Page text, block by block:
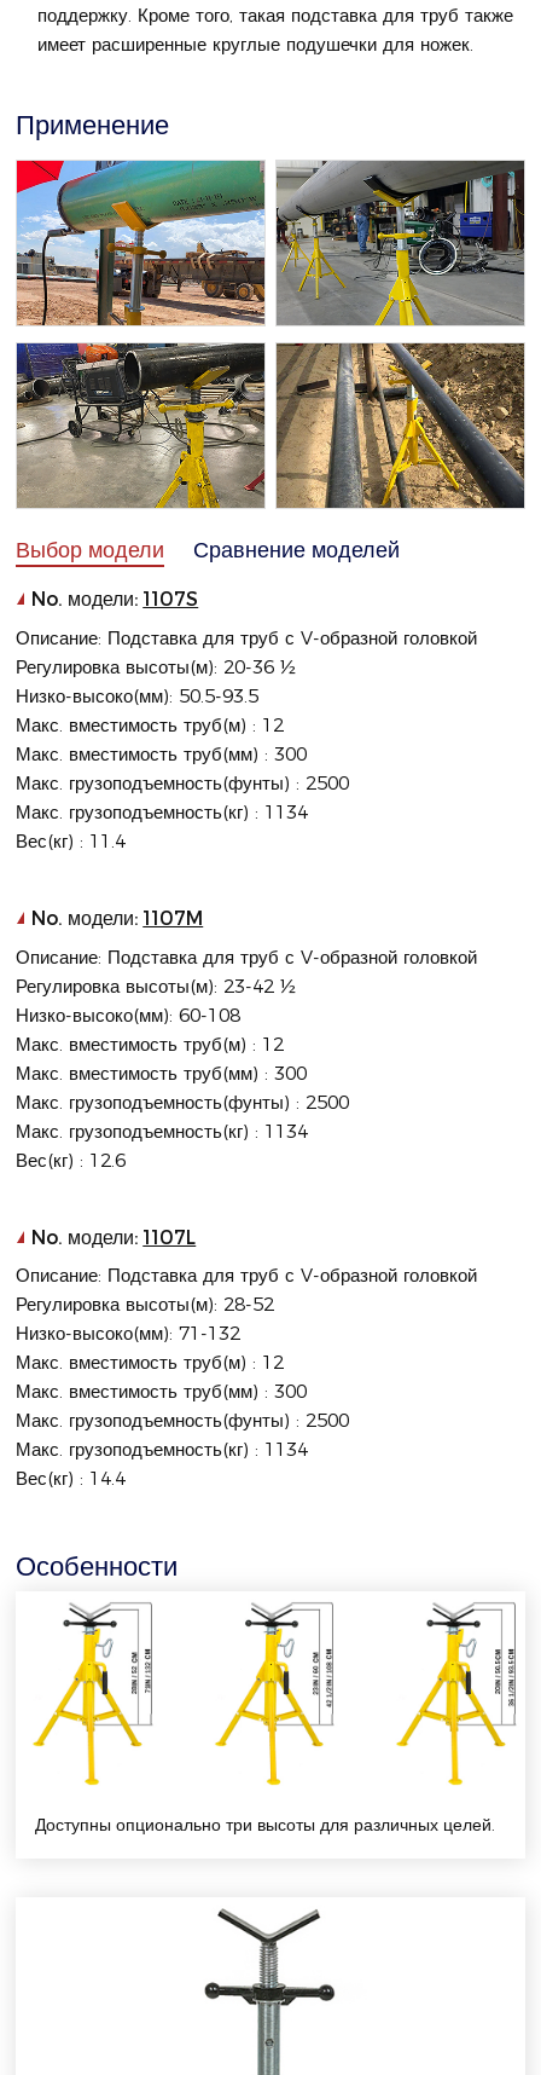
поддержку. Кроме того, такая подставка для труб также
имеет расширенные круглые подушечки для ножек.
Применение
Выбор модели Сравнение моделей
No. модели: 1107S
Описание: Подставка для труб с V-образной головкой
Регулировка высоты(м): 20-36 ½
Низко-высоко(мм): 50.5-93.5
Макс. вместимость труб(м) : 12
Макс. вместимость труб(мм) : 300
Макс. грузоподъемность(фунты) : 2500
Макс. грузоподъемность(кг) : 1134
Вес(кг) : 11.4
No. модели: 1107M
Описание: Подставка для труб с V-образной головкой
Регулировка высоты(м): 23-42 ½
Низко-высоко(мм): 60-108
Макс. вместимость труб(м) : 12
Макс. вместимость труб(мм) : 300
Макс. грузоподъемность(фунты) : 2500
Макс. грузоподъемность(кг) : 1134
Вес(кг) : 12.6
No. модели: 1107L
Описание: Подставка для труб с V-образной головкой
Регулировка высоты(м): 28-52
Низко-высоко(мм): 71-132
Макс. вместимость труб(м) : 12
Макс. вместимость труб(мм) : 300
Макс. грузоподъемность(фунты) : 2500
Макс. грузоподъемность(кг) : 1134
Вес(кг) : 14.4
Особенности
Доступны опционально три высоты для различных целей.